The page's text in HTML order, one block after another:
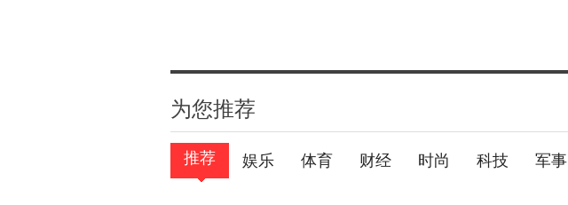
为您推荐
推荐 娱乐 体育 财经 时尚 科技 军事